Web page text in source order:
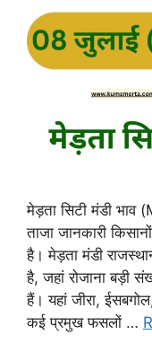
मेड़ता सिटी मंडी
ताजा जानकारी
है। मेड़ता मंडी
है, जहां रोजाना बड़ी
हैं। यहां जीरा,
कई प्रमुख फसलों …